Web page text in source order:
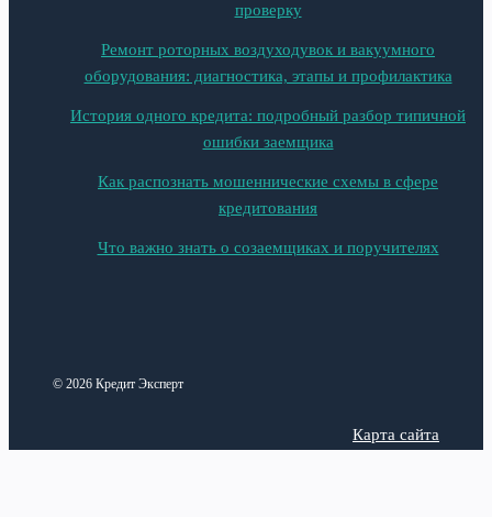
проверку
Ремонт роторных воздуходувок и вакуумного
оборудования: диагностика, этапы и профилактика
История одного кредита: подробный разбор типичной
ошибки заемщика
Как распознать мошеннические схемы в сфере
кредитования
Что важно знать о созаемщиках и поручителях
© 2026 Кредит Эксперт
Карта сайта